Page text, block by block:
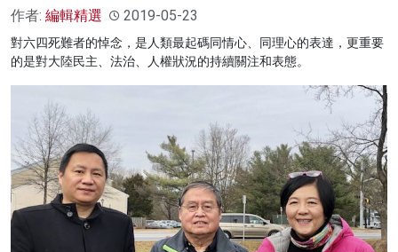
作者: 編輯精選 2019-05-23
對六四死難者的悼念，是人類最起碼同情心、同理心的表達，更重要
的是對大陸民主、法治、人權狀況的持續關注和表態。